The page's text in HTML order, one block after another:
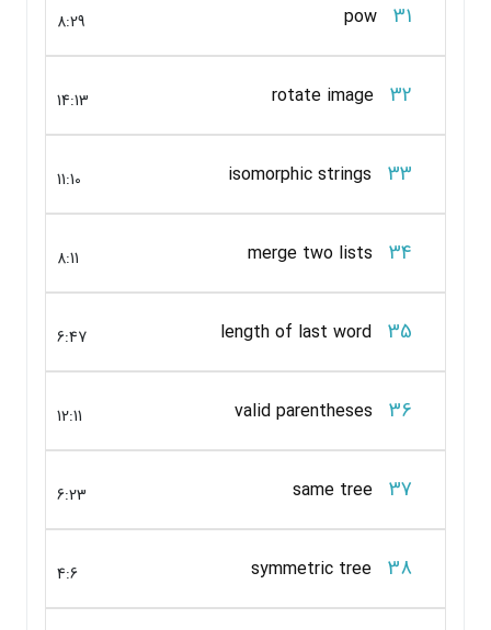
31
pow
8:29
32
rotate image
14:13
33
isomorphic strings
11:10
34
merge two lists
8:11
35
length of last word
6:47
36
valid parentheses
12:11
37
same tree
6:23
38
symmetric tree
4:6